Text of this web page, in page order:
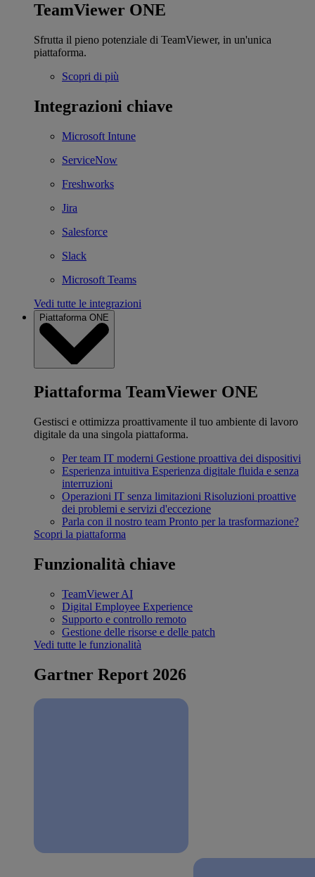
TeamViewer ONE
Sfrutta il pieno potenziale di TeamViewer, in un'unica
piattaforma.
Scopri di più
Integrazioni chiave
Microsoft Intune
ServiceNow
Freshworks
Jira
Salesforce
Slack
Microsoft Teams
Vedi tutte le integrazioni
Piattaforma ONE
Piattaforma TeamViewer ONE
Gestisci e ottimizza proattivamente il tuo ambiente di lavoro
digitale da una singola piattaforma.
Per team IT moderni Gestione proattiva dei dispositivi
Esperienza intuitiva Esperienza digitale fluida e senza
interruzioni
Operazioni IT senza limitazioni Risoluzioni proattive
dei problemi e servizi d'eccezione
Parla con il nostro team Pronto per la trasformazione?
Scopri la piattaforma
Funzionalità chiave
TeamViewer AI
Digital Employee Experience
Supporto e controllo remoto
Gestione delle risorse e delle patch
Vedi tutte le funzionalità
Gartner Report 2026